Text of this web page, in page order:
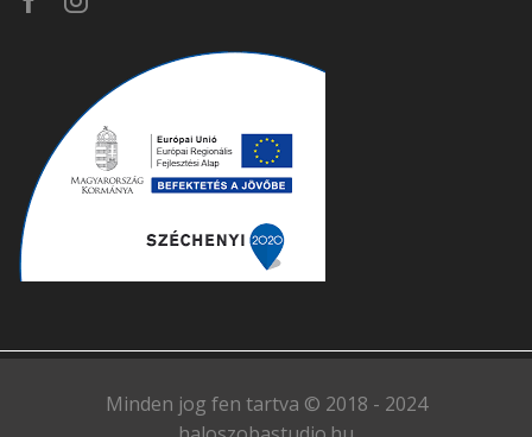
FacebookInstagram
Minden jog fen tartva © 2018 - 2024